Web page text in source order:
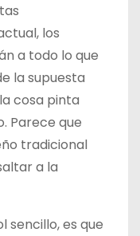
los
a todo lo que
la supuesta
cosa pinta
Parece que
tradicional
a la
sencillo, es que